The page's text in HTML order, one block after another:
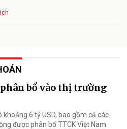
bổ vào thị trường
khoảng 6 tỷ USD, bao gồm cả các
được phân bổ TTCK Việt Nam